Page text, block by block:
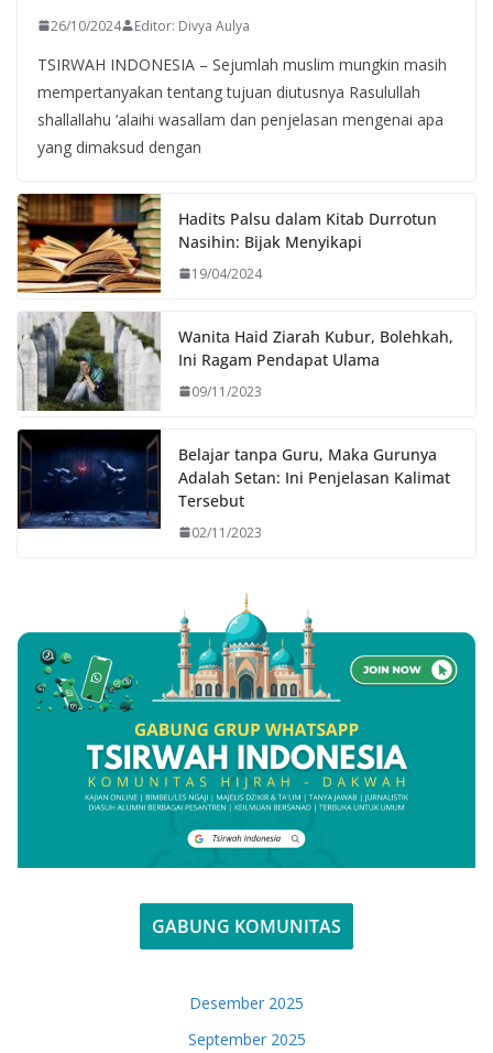
26/10/2024 Editor: Divya Aulya
TSIRWAH INDONESIA – Sejumlah muslim mungkin masih
mempertanyakan tentang tujuan diutusnya Rasulullah
shallallahu ‘alaihi wasallam dan penjelasan mengenai apa
yang dimaksud dengan
Hadits Palsu dalam Kitab Durrotun
Nasihin: Bijak Menyikapi
19/04/2024
Wanita Haid Ziarah Kubur, Bolehkah,
Ini Ragam Pendapat Ulama
09/11/2023
Belajar tanpa Guru, Maka Gurunya
Adalah Setan: Ini Penjelasan Kalimat
Tersebut
02/11/2023
GABUNG KOMUNITAS
Desember 2025
September 2025